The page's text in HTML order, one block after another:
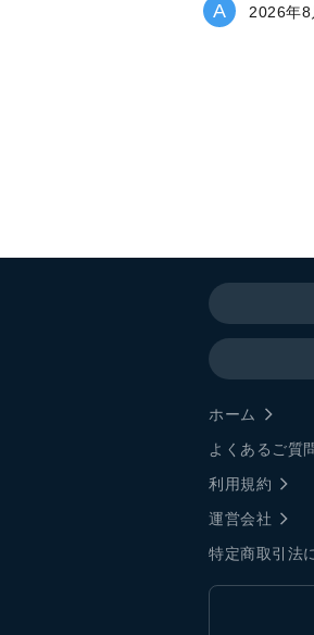
2026年8
ホーム
よくあるご質
利用規約
運営会社
特定商取引法